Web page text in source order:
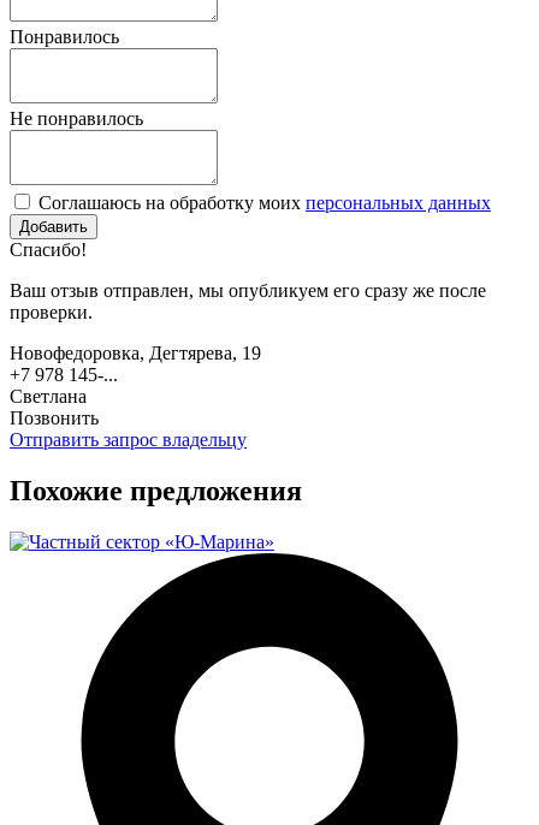
Понравилось
Не понравилось
Соглашаюсь на обработку моих персональных данных
Спасибо!
Ваш отзыв отправлен, мы опубликуем его сразу же после
проверки.
Новофедоровка, Дегтярева, 19
+7 978 145-...
Светлана
Позвонить
Отправить запрос владельцу
Похожие предложения